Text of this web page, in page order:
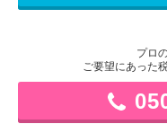
プロ
ご要望にあった